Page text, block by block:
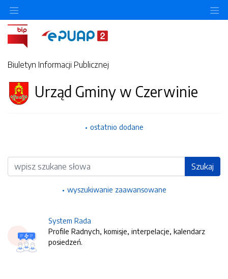
Biuletyn Informacji Publicznej
Urząd Gminy w Czerwinie
ostatnio dodane
Wyszukiwarka Szukaj
wyszukiwanie zaawansowane
System Rada
Profile Radnych, komisje, interpelacje, kalendarz
posiedzeń.